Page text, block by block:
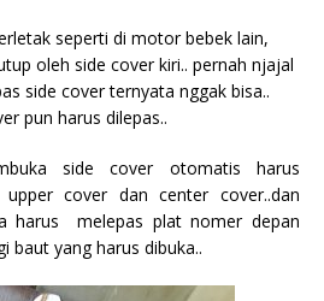
seperti di motor bebek lain,
oleh side cover kiri.. pernah njajal
side cover ternyata nggak bisa..
pun harus dilepas..
side cover otomatis harus
cover dan center cover..dan
harus melepas plat nomer depan
baut yang harus dibuka..